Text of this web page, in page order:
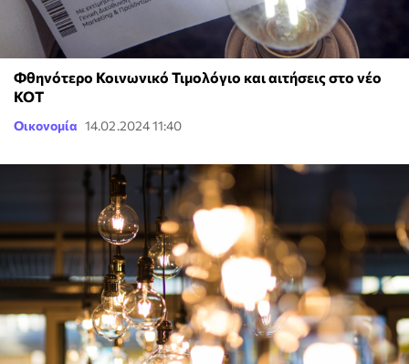
Φθηνότερο Κοινωνικό Τιμολόγιο και αιτήσεις στο νέο
ΚΟΤ
Οικονομία 14.02.2024 11:40